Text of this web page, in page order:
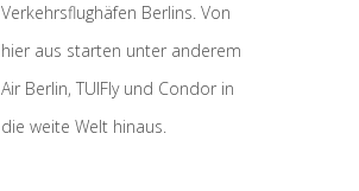
Verkehrsflughäfen Berlins. Von
hier aus starten unter anderem
Air Berlin, TUIFly und Condor in
die weite Welt hinaus.